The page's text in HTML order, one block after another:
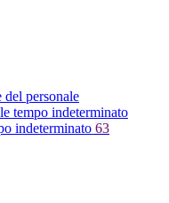
del personale
tempo indeterminato
indeterminato 63